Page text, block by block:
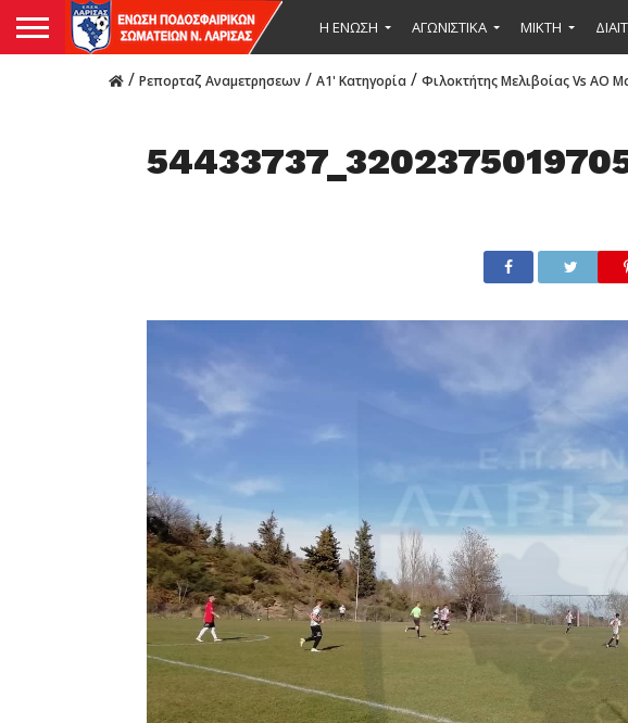
Η ΕΝΩΣΗ ΑΓΩΝΙΣΤΙΚΑ ΜΙΚΤΉ
/ Ρεπορταζ Αναμετρησεων / Α1' Κατηγορία / Φιλοκτήτης Μελιβοίας Vs ΑΟ